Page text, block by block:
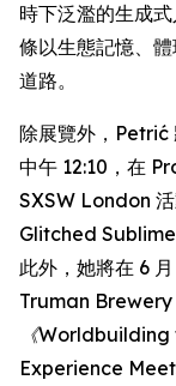
時下泛濫的生成
條以生態記憶、
道路。
除展覽外，Petrić
中午 12:10，在
SXSW London
Glitched Sublime
此外，她將在 6
Truman Brewery
《
Experience